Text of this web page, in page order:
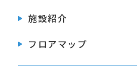
施設紹介
フロアマップ